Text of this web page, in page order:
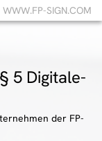
WWW.FP-SIGN.COM
5 Digitale-
der FP-